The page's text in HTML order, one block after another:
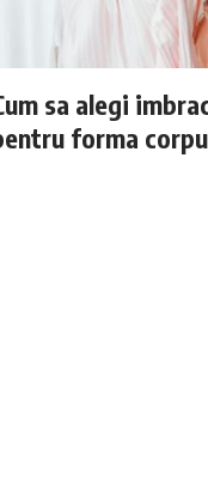
sa alegi
forma